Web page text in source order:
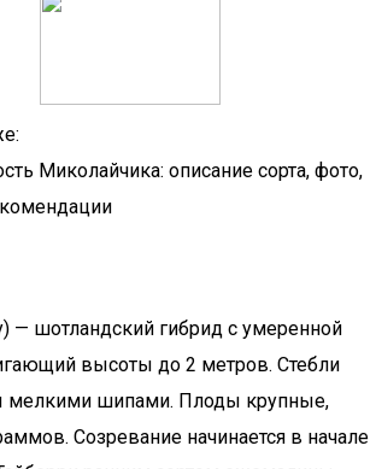
Миколайчика: описание сорта, фото,
— шотландский гибрид с умеренной
высоты до 2 метров. Стебли
мелкими шипами. Плоды крупные,
Созревание начинается в начале